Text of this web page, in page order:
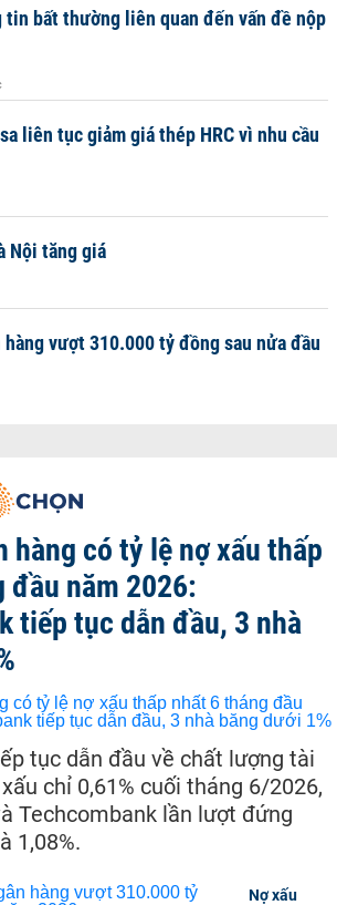
tin bất thường liên quan đến vấn đề nộp
liên tục giảm giá thép HRC vì nhu cầu
Nội tăng giá
hàng vượt 310.000 tỷ đồng sau nửa đầu
hàng có tỷ lệ nợ xấu thấp
đầu năm 2026:
tiếp tục dẫn đầu, 3 nhà
tục dẫn đầu về chất lượng tài
chỉ 0,61% cuối tháng 6/2026,
Techcombank lần lượt đứng
1,08%.
Nợ xấu